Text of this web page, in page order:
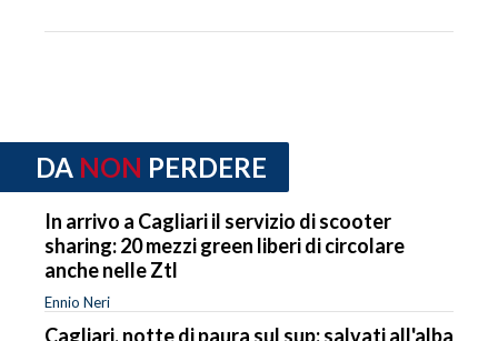
DA NON PERDERE
In arrivo a Cagliari il servizio di scooter
sharing: 20 mezzi green liberi di circolare
anche nelle Ztl
Ennio Neri
Cagliari, notte di paura sul sup: salvati all'alba